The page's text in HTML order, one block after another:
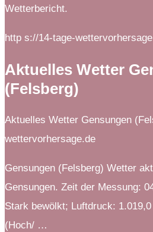
Wetterbericht.
http s://14-tage-
Aktuelles Wetter
(Felsberg)
Aktuelles Wetter Gensungen
wettervorhersage.de
Gensungen (Felsberg) Wetter
Gensungen. Zeit der Messung:
Stark bewölkt; Luftdruck:
(Hoch/ …